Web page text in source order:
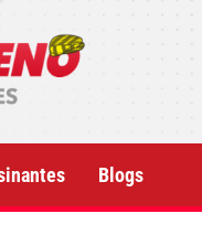
Blogs